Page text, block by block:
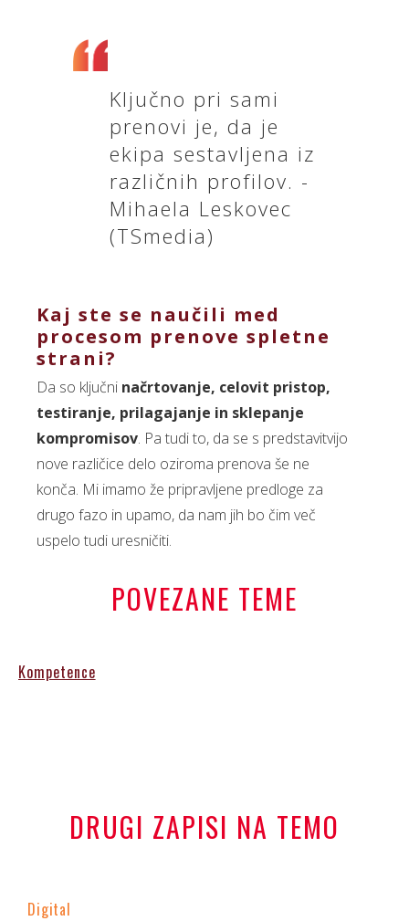
Ključno pri sami
prenovi je, da je
ekipa sestavljena iz
različnih profilov. -
Mihaela Leskovec
(TSmedia)
Kaj ste se naučili med
procesom prenove spletne
strani?
Da so ključni načrtovanje, celovit pristop,
testiranje, prilagajanje in sklepanje
kompromisov. Pa tudi to, da se s predstavitvijo
nove različice delo oziroma prenova še ne
konča. Mi imamo že pripravljene predloge za
drugo fazo in upamo, da nam jih bo čim več
uspelo tudi uresničiti.
POVEZANE TEME
Kompetence
DRUGI ZAPISI NA TEMO
Digital